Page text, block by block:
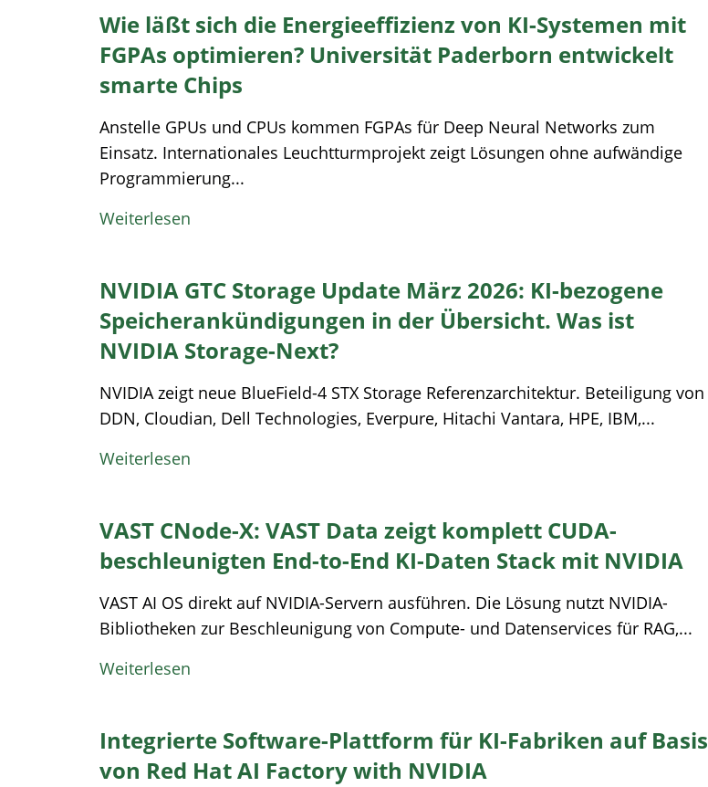
Wie läßt sich die Energieeffizienz von KI-Systemen mit
FGPAs optimieren? Universität Paderborn entwickelt
smarte Chips
Anstelle GPUs und CPUs kommen FGPAs für Deep Neural Networks zum
Einsatz. Internationales Leuchtturmprojekt zeigt Lösungen ohne aufwändige
Programmierung...
Weiterlesen
NVIDIA GTC Storage Update März 2026: KI-bezogene
Speicherankündigungen in der Übersicht. Was ist
NVIDIA Storage-Next?
NVIDIA zeigt neue BlueField-4 STX Storage Referenzarchitektur. Beteiligung von
DDN, Cloudian, Dell Technologies, Everpure, Hitachi Vantara, HPE, IBM,...
Weiterlesen
VAST CNode-X: VAST Data zeigt komplett CUDA-
beschleunigten End-to-End KI-Daten Stack mit NVIDIA
VAST AI OS direkt auf NVIDIA-Servern ausführen. Die Lösung nutzt NVIDIA-
Bibliotheken zur Beschleunigung von Compute- und Datenservices für RAG,...
Weiterlesen
Integrierte Software-Plattform für KI-Fabriken auf Basis
von Red Hat AI Factory with NVIDIA